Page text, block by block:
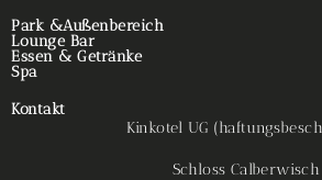
Park &Außenbereich
Lounge Bar
Essen & Getränke
Spa
Kontakt
Kinkotel UG
Schloss Calberwisch